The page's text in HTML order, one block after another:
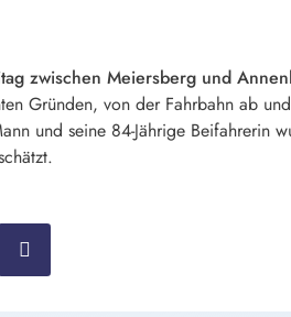
zwischen Meiersberg und
Gründen, von der Fahrbahn ab
und seine 84-Jährige Beifahrerin